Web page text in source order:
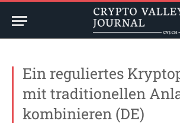
Ein reguliertes
mit traditionellen
kombinieren (DE)